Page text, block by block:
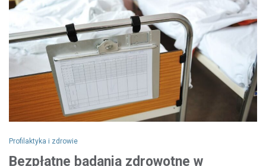
Profilaktyka i zdrowie
Bezpłatne badania zdrowotne w